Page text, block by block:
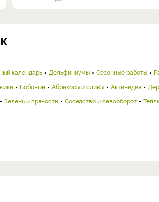
календарь Дельфиниумы Сезонные работы
Бобовые Абрикосы и сливы Актинидия
Зелень и пряности Соседство и севооборот